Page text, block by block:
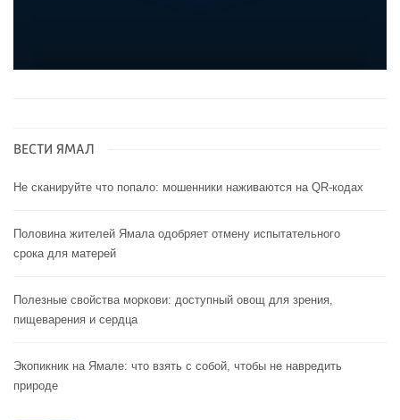
ВЕСТИ ЯМАЛ
Не сканируйте что попало: мошенники наживаются на QR-кодах
Половина жителей Ямала одобряет отмену испытательного
срока для матерей
Полезные свойства моркови: доступный овощ для зрения,
пищеварения и сердца
Экопикник на Ямале: что взять с собой, чтобы не навредить
природе